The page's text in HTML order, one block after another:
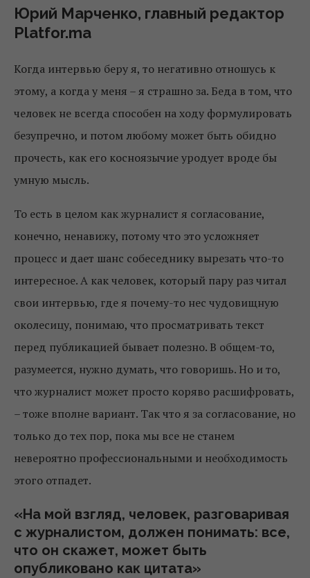
Юрий Марченко, главный редактор
Platfor.ma
Когда интервью беру я, то негативно отношусь к
этому, а когда у меня – я страшно за. Беда в том, что
человек не всегда способен на ходу формулировать
безупречно, и потом любому может быть обидно
прочесть, как его косноязычие уродует вроде бы
умную мысль.
То есть в целом как журналист я согласование,
конечно, ненавижу, потому что это усложняет
процесс и дает шанс собеседнику вырезать что-то
интересное. А как человек, который пару раз читал
свои интервью, где я почему-то нес чудовищную
околесицу, понимаю, что просматривать текст
перед публикацией бывает полезно. В общем-то,
разумеется, нужно думать, что говоришь. Но и то,
что журналист может просто коряво расшифровать,
– тоже вполне вариант. Так что я за согласование, но
только до тех пор, пока мы все не станем
невероятно профессиональными и необходимость
этого отпадет.
«На мой взгляд, человек, разговаривая
с журналистом, должен понимать: все,
что он скажет, может быть
опубликовано как цитата»